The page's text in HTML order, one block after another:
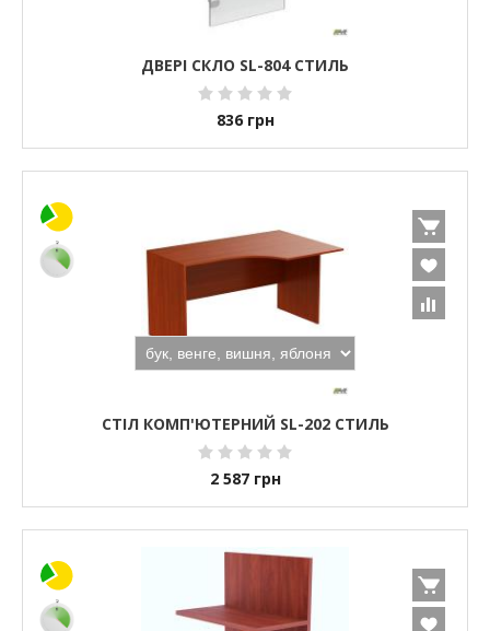
ДВЕРІ СКЛО SL-804 СТИЛЬ
836 грн
СТІЛ КОМП'ЮТЕРНИЙ SL-202 СТИЛЬ
2 587 грн